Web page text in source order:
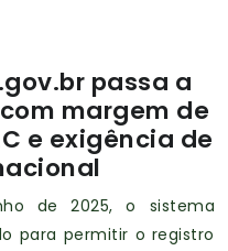
passa a
margem de
e exigência de
de 2025, o sistema
para permitir o registro